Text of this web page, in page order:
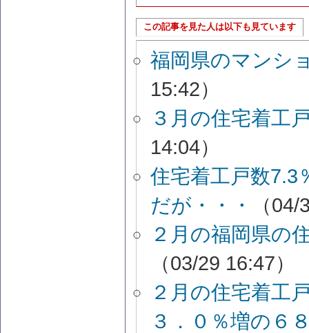
この記事を見た人は以下も見ています
福岡県のマンシ
15:42）
３月の住宅着工
14:04）
住宅着工戸数
だが・・・
（
２月の福岡県の
（03/29 16:47）
２月の住宅着
３．０％増の６